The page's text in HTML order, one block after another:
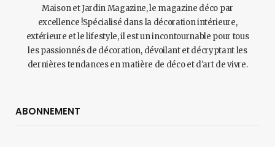
Maison et Jardin Magazine, le magazine déco par
excellence !Spécialisé dans la décoration intérieure,
extérieure et le lifestyle, il est un incontournable pour tous
les passionnés de décoration, dévoilant et décryptant les
dernières tendances en matière de déco et d'art de vivre.
ABONNEMENT